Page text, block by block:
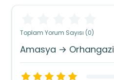
Toplam Yorum Sayısı (0)
Amasya → Orhangazi